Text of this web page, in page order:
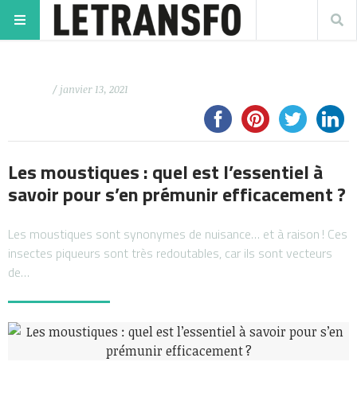
/ janvier 13, 2021
Les moustiques : quel est l’essentiel à
savoir pour s’en prémunir efficacement ?
Les moustiques sont synonymes de nuisance… et à raison ! Ces
insectes piqueurs sont très redoutables, car ils sont vecteurs
de…